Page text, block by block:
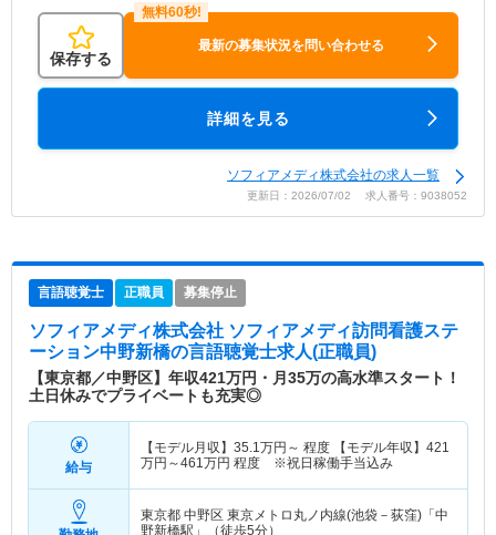
保存する
最新の募集状況を問い合わせる
詳細を見る
ソフィアメディ株式会社の求人一覧
更新日：2026/07/02 求人番号：9038052
言語聴覚士 正職員 募集停止
ソフィアメディ株式会社 ソフィアメディ訪問看護ステ
ーション中野新橋の言語聴覚士求人(正職員)
【東京都／中野区】年収421万円・月35万の高水準スタート！
土日休みでプライベートも充実◎
給与
【モデル月収】 35.1万円～ 程度 【モデル年収】 421
万円～461万円 程度 ※祝日稼働手当込み
東京都 中野区 東京メトロ丸ノ内線(池袋－荻窪)「中
野新橋駅」（徒歩5分）